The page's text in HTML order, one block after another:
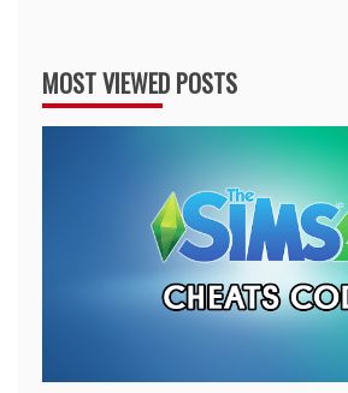
MOST VIEWED POSTS